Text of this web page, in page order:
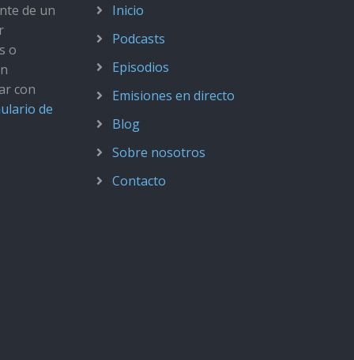
de un
o
con
de
Inicio
Podcasts
Episodios
Emisiones en directo
Blog
Sobre nosotros
Contacto